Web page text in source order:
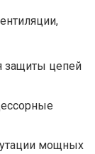
защиты цепей
мощных